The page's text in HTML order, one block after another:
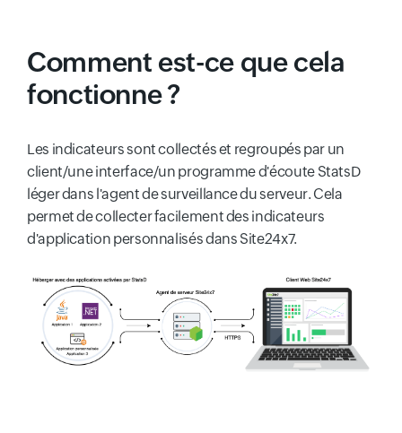
Comment est-ce que cela
fonctionne ?
Les indicateurs sont collectés et regroupés par un
client/une interface/un programme d'écoute StatsD
léger dans l'agent de surveillance du serveur. Cela
permet de collecter facilement des indicateurs
d'application personnalisés dans Site24x7.